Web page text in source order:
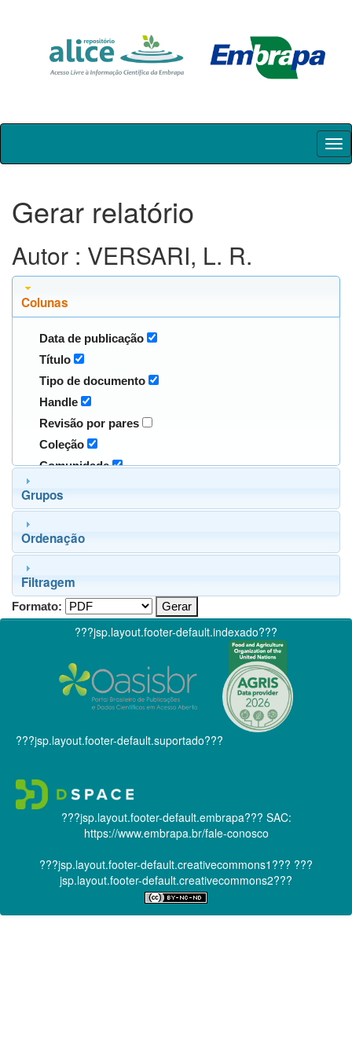
Skip
Gerar relatório
Autor : VERSARI, L. R.
Colunas
Data de publicação
Título
Tipo de documento
Handle
Revisão por pares
Coleção
Comunidade
Grupos
Ordenação
Filtragem
Formato:
???jsp.layout.footer-default.indexado???
???jsp.layout.footer-default.suportado???
???jsp.layout.footer-default.embrapa??? SAC:
https://www.embrapa.br/fale-conosco
???jsp.layout.footer-default.creativecommons1??? ???
jsp.layout.footer-default.creativecommons2???